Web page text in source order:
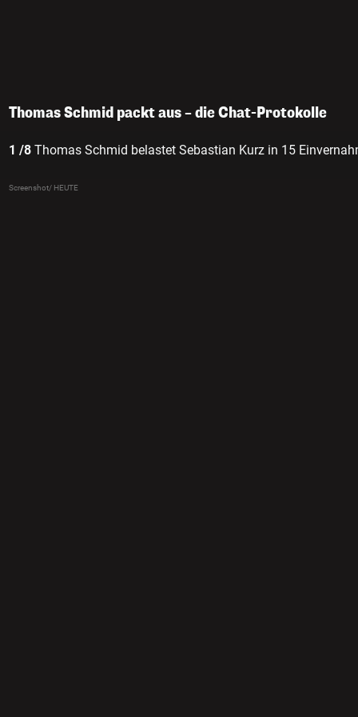
Thomas Schmid packt aus – die Chat-Protokolle
1 /8 Thomas Schmid belastet Sebastian Kurz in 15
Screenshot/ HEUTE